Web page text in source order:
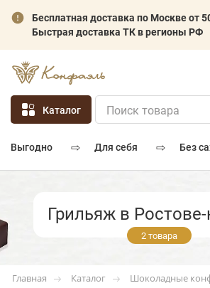
Бесплатная доставка по Москве от
Быстрая доставка ТК в регионы РФ
Каталог
выгодно ⇨ для себя ⇨ без
Грильяж в
2 товара
Главная Каталог Шоколадные